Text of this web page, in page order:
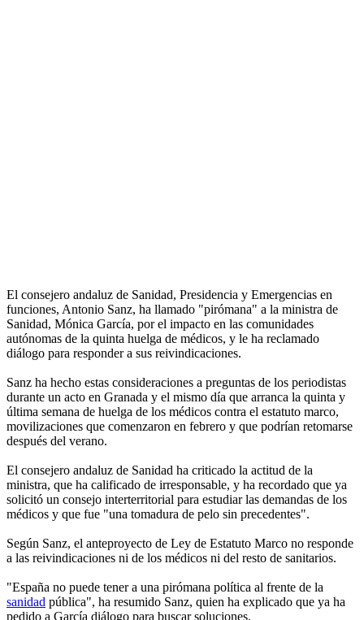
El consejero andaluz de Sanidad, Presidencia y Emergencias en
funciones, Antonio Sanz, ha llamado "pirómana" a la ministra de
Sanidad, Mónica García, por el impacto en las comunidades
autónomas de la quinta huelga de médicos, y le ha reclamado
diálogo para responder a sus reivindicaciones.
Sanz ha hecho estas consideraciones a preguntas de los periodistas
durante un acto en Granada y el mismo día que arranca la quinta y
última semana de huelga de los médicos contra el estatuto marco,
movilizaciones que comenzaron en febrero y que podrían retomarse
después del verano.
El consejero andaluz de Sanidad ha criticado la actitud de la
ministra, que ha calificado de irresponsable, y ha recordado que ya
solicitó un consejo interterritorial para estudiar las demandas de los
médicos y que fue "una tomadura de pelo sin precedentes".
Según Sanz, el anteproyecto de Ley de Estatuto Marco no responde
a las reivindicaciones ni de los médicos ni del resto de sanitarios.
"España no puede tener a una pirómana política al frente de la
sanidad pública", ha resumido Sanz, quien ha explicado que ya ha
pedido a García diálogo para buscar soluciones.